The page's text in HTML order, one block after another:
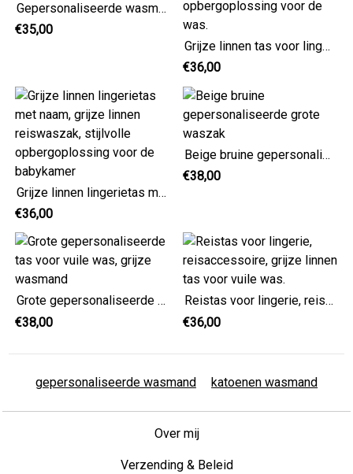
Gepersonaliseerde wasmand van grijs linnen voor wasorganisator in camper of jacht
€35,00
Grijze linnen tas voor lingerie met naam, esthetische en minimalistische opbergoplossing voor de was.
€36,00
Grijze linnen lingerietas met naam, grijze linnen reiswaszak, stijlvolle opbergoplossing voor de babykamer
€36,00
Beige bruine gepersonaliseerde grote waszak
€38,00
Grote gepersonaliseerde tas voor vuile was, grijze wasmand
€38,00
Reistas voor lingerie, reisaccessoire, grijze linnen tas voor vuile was.
€36,00
gepersonaliseerde wasmand katoenen wasmand
Over mij
Verzending & Beleid